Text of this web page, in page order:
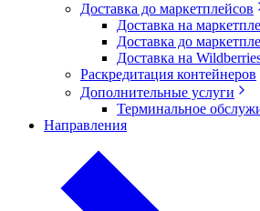
Доставка до маркетплейсов
Доставка на
Доставка до
Доставка на
Раскредитация контейнеров
Дополнительные услуги
Терминальное
Направления